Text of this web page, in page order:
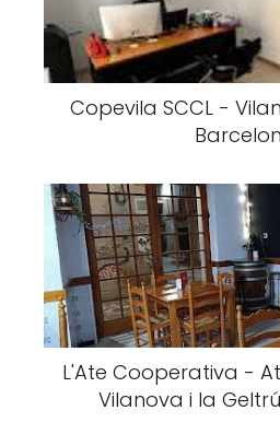
Copevila SCCL -
L'Ate Cooperativa -
Vilanova i la